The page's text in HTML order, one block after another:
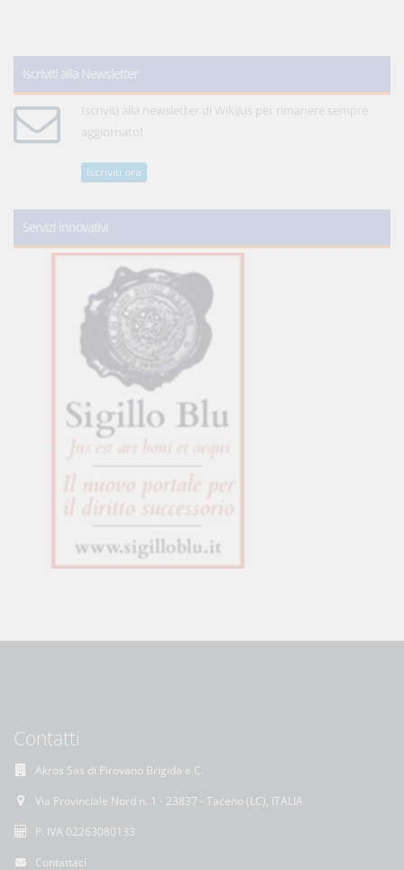
Iscriviti alla Newsletter
Iscriviti alla newsletter di WikiJus per rimanere sempre
aggiornato!
Iscriviti ora
Servizi innovativi
Contatti
Akros Sas di Pirovano Brigida e C.
Via Provinciale Nord n. 1 - 23837 - Taceno (LC), ITALIA
P. IVA 02263080133
Contattaci